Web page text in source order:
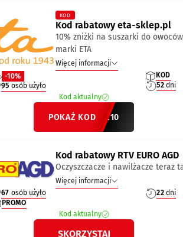
KOD
Kod rabatowy eta-sklep.pl
10% zniżki na suszarki do
marki ETA
Więcej informacji
-10%
95 osób użyło
KOD
52 dni
Kod aktualny
POKAŻ KODSUSZ10
Kod rabatowy RTV EURO AGD
Oczyszczacze i nawilżacze teraz
Więcej informacji
67 osób użyło
PROMO
22 dni
Kod aktualny
SKORZYSTAJ